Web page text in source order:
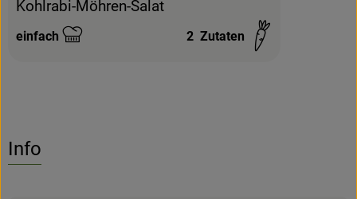
Kohlrabi-Möhren-Salat
Schwierigkeit:
einfach 2 Zutaten
Info